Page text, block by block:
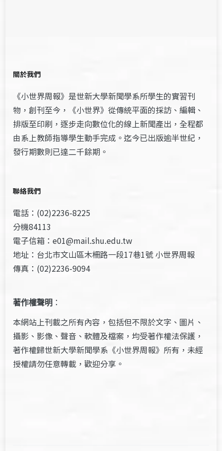
關於我們
《小世界周報》是世新大學新聞學系所學生的實習刊
物，創刊至今，《小世界》從傳統平面的採訪、編輯、
排版至印刷，逐步走向數位化的線上新聞產出，全程都
由系上教師指導學生動手完成。迄今已出版逾半世紀，
發行期數則已達二千餘期。
聯絡我們
電話：(02)2236-8225
分機84113
電子信箱：e01@mail.shu.edu.tw
地址：台北市文山區木柵路一段17巷1號 小世界周報
傳真：(02)2236-9094
著作權聲明 ：
本網站上刊載之所有內容，包括但不限於文字、圖片、
攝影、影像、聲音、軟體及檔案，均受著作權法保護，
著作權歸世新大學新聞學系《小世界周報》所有，未經
授權請勿任意轉載，歡迎分享。